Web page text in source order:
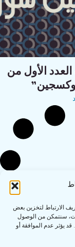
الارتباط لتخزين بعض
سنتمكن من الوصول
يؤثر عدم الموافقة أو
العدد الأول من